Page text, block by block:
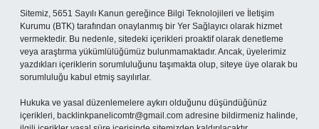
Sitemiz, 5651 Sayılı Kanun gereğince Bilgi Teknolojileri ve İletişim
Kurumu (BTK) tarafından onaylanmış bir Yer Sağlayıcı olarak hizmet
vermektedir. Bu nedenle, sitedeki içerikleri proaktif olarak denetleme
veya araştırma yükümlülüğümüz bulunmamaktadır. Ancak, üyelerimiz
yazdıkları içeriklerin sorumluluğunu taşımakta olup, siteye üye olarak bu
sorumluluğu kabul etmiş sayılırlar.
Hukuka ve yasal düzenlemelere aykırı olduğunu düşündüğünüz
içerikleri, backlinkpanelicomtr@gmail.com adresine bildirmeniz halinde,